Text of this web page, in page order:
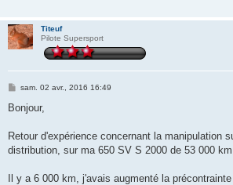
Titeuf
Pilote Supersport
M
s
g
sam. 02 avr., 2016 16:49
Bonjour,
Retour d'expérience concernant la manipulation
distribution, sur ma 650 SV S 2000 de 53 000 km.
Il y a 6 000 km, j'avais augmenté la